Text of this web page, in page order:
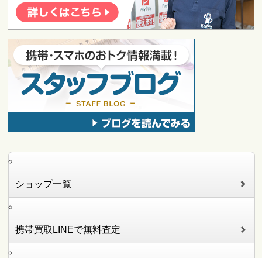
ショップ一覧
携帯買取LINEで無料査定